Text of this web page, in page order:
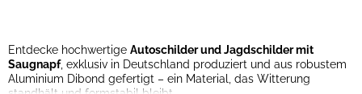
Entdecke hochwertige Autoschilder und Jagdschilder mit
Saugnapf, exklusiv in Deutschland produziert und aus robustem
Aluminium Dibond gefertigt – ein Material, das Witterung